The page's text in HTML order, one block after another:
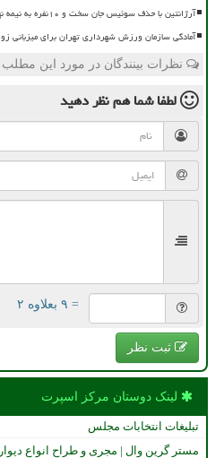
آرژانتین با حذف سوئیس جان سخت و ۱۰نفره به نیمه نهائی رسید
آمادگی سازمان ورزش شهرداری تهران برای میزبانی
نظرات بینندگان در مورد این مطلب
لطفا شما همنظر دهید
= ۹ بعلاوه ۲
ثبت نظر
لینک دوستان مركز اسپرت
تبلیغات انتخابات مجلس
مستر گرین وال | مجری و طراح انواع